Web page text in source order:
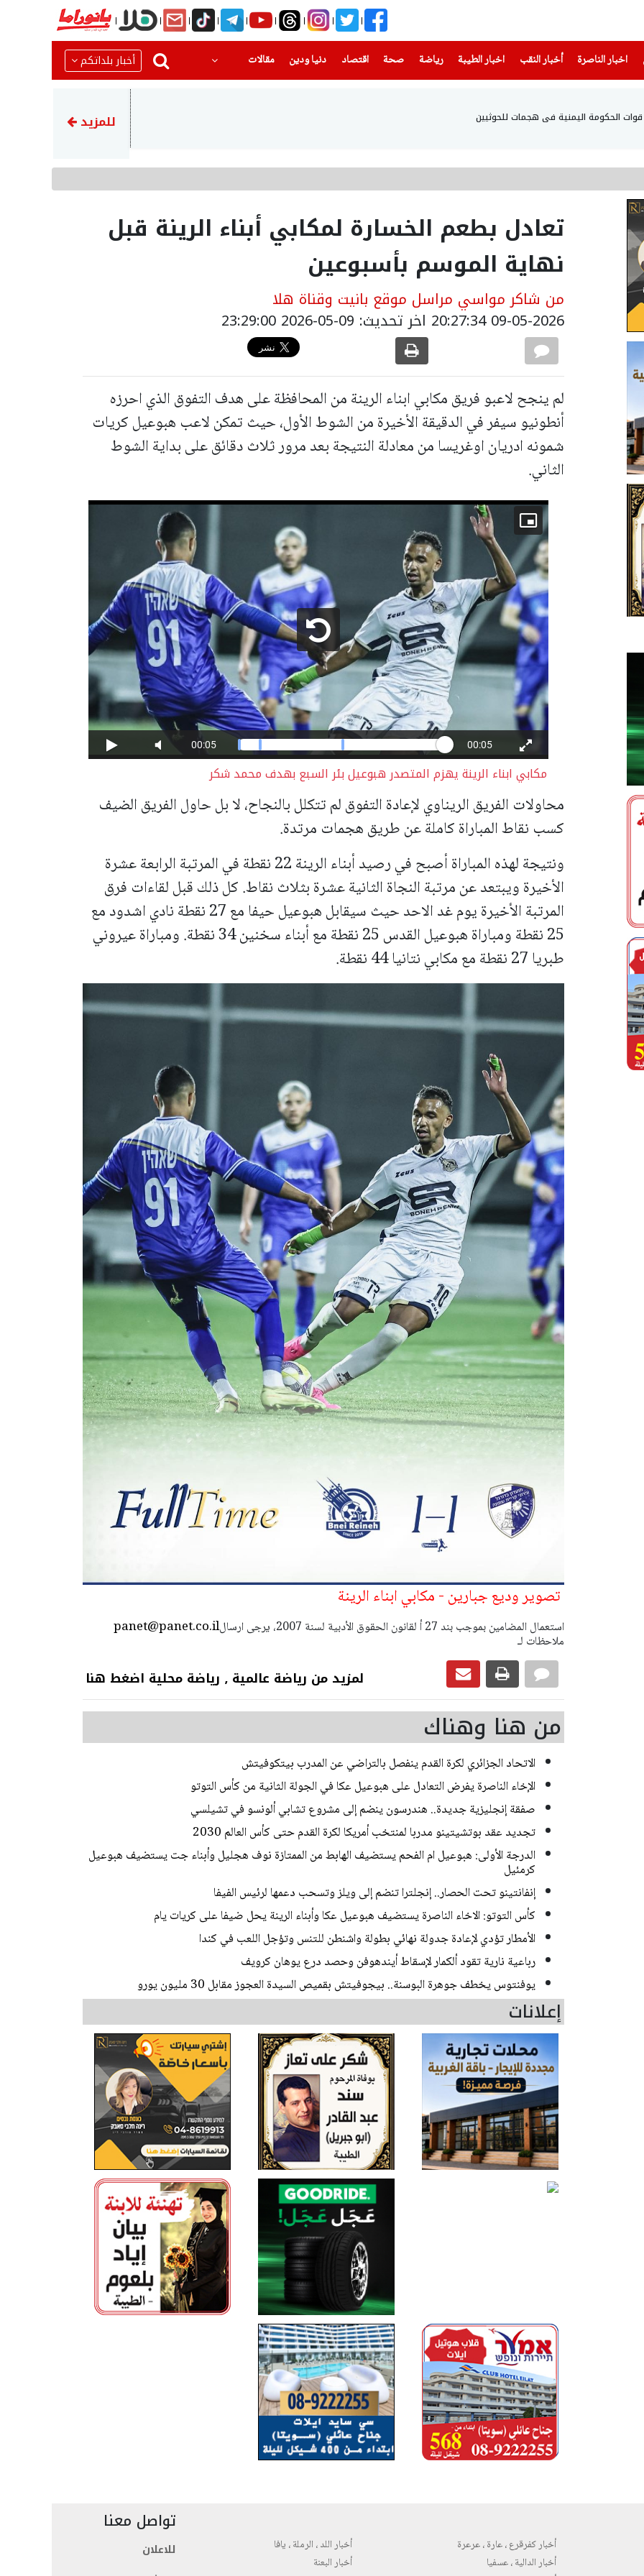
اخبار الناصرة
(current) أخبار النقب اخبار الطيبة(current) رياضة
(current) صحة(current) اقتصاد دنيا ودين
(current) مقالات أخبار بلداتكم
عمليات انعاش لطفلة (سنة
للمزيد
تعادل بطعم الخسارة لمكابي أبناء الرينة قبل
نهاية الموسم بأسبوعين
من شاكر مواسي مراسل موقع بانيت وقناة هلا
09-05-2026 20:27:34 اخر تحديث: 09-05-2026 23:29:00
لم ينجح لاعبو فريق مكابي ابناء الرينة من المحافظة على هدف التفوق الذي احرزه
أنطونيو سيفر في الدقيقة الأخيرة من الشوط الأول، حيث تمكن لاعب هبوعيل كريات
شمونه ادريان اوغريسا من معادلة النتيجة بعد مرور ثلاث دقائق على بداية الشوط
الثاني.
مكابي ابناء الرينة يهزم المتصدر هبوعيل بئر السبع بهدف محمد شكر
محاولات الفريق الريناوي لإعادة التفوق لم تتكلل بالنجاح، لا بل حاول الفريق الضيف
كسب نقاط المباراة كاملة عن طريق هجمات مرتدة.
ونتيجة لهذه المباراة أصبح في رصيد أبناء الرينة 22 نقطة في المرتبة الرابعة عشرة
الأخيرة ويبتعد عن مرتبة النجاة الثانية عشرة بثلاث نقاط. كل ذلك قبل لقاءات فرق
المرتبة الأخيرة يوم غد الاحد حيث سيقابل هبوعيل حيفا مع 27 نقطة نادي اشدود مع
25 نقطة ومباراة هبوعيل القدس 25 نقطة مع أبناء سخنين 34 نقطة. ومباراة عيروني
طبريا 27 نقطة مع مكابي نتانيا 44 نقطة.
تصوير وديع جبارين - مكابي ابناء الرينة
panet@panet.co.ilاستعمال المضامين بموجب بند 27 أ لقانون الحقوق الأدبية لسنة 2007، يرجى ارسال
ملاحظات لـ
لمزيد من رياضة عالمية ٫ رياضة محلية اضغط هنا
من هنا وهناك
الاتحاد الجزائري لكرة القدم ينفصل بالتراضي عن المدرب بيتكوفيتش
الإخاء الناصرة يفرض التعادل على هبوعيل عكا في الجولة الثانية من كأس التوتو
صفقة إنجليزية جديدة.. هندرسون ينضم إلى مشروع تشابي ألونسو في تشيلسي
تجديد عقد بوتشيتينو مدربا لمنتخب أمريكا لكرة القدم حتى كأس العالم 2030
الدرجة الأولى: هبوعيل ام الفحم يستضيف الهابط من الممتازة نوف هجليل وأبناء جت يستضيف هبوعيل
كرمئيل
إنفانتينو تحت الحصار.. إنجلترا تنضم إلى ويلز وتسحب دعمها لرئيس الفيفا
كأس التوتو: الاخاء الناصرة يستضيف هبوعيل عكا وأبناء الرينة يحل ضيفا على كريات يام
الأمطار تؤدي لإعادة جدولة نهائي بطولة واشنطن للتنس وتؤجل اللعب في كندا
رباعية نارية تقود ألكمار لإسقاط أيندهوفن وحصد درع يوهان كرويف
يوفنتوس يخطف جوهرة البوسنة.. بيجوفيتش بقميص السيدة العجوز مقابل 30 مليون يورو
إعلانات
أخبار كفرقرع ، عارة ، عرعرة
أخبار الدالية ، عسفيا
أخبار اللد ، الرملة ، يافا
أخبار البعنة
تواصل معنا
للاعلان